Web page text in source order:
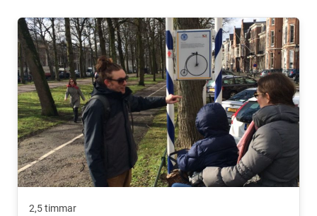
2,5 timmar